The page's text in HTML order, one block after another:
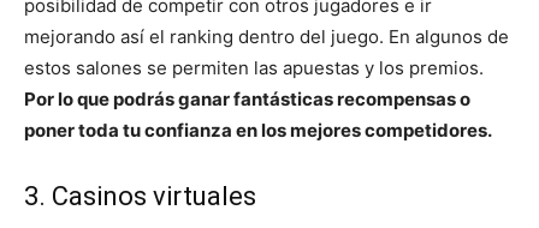
posibilidad de competir con otros jugadores e ir
mejorando así el ranking dentro del juego. En algunos de
estos salones se permiten las apuestas y los premios.
Por lo que podrás ganar fantásticas recompensas o
poner toda tu confianza en los mejores competidores.
3. Casinos virtuales